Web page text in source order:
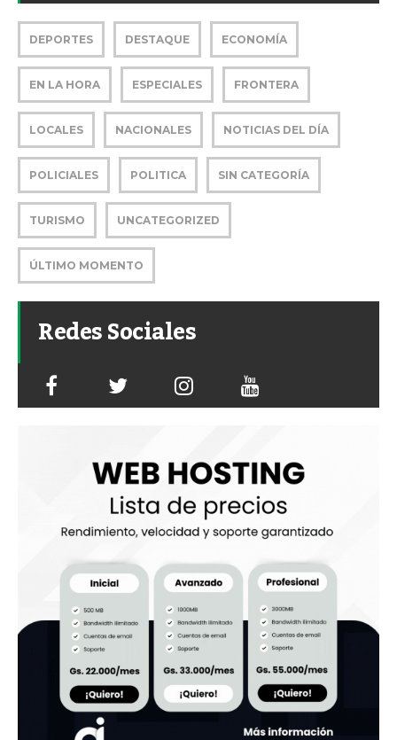
DEPORTES DESTAQUE ECONOMÍA
EN LA HORA ESPECIALES FRONTERA
LOCALES NACIONALES NOTICIAS DEL DÍA
POLICIALES POLITICA SIN CATEGORÍA
TURISMO UNCATEGORIZED
ÚLTIMO MOMENTO
Redes Sociales